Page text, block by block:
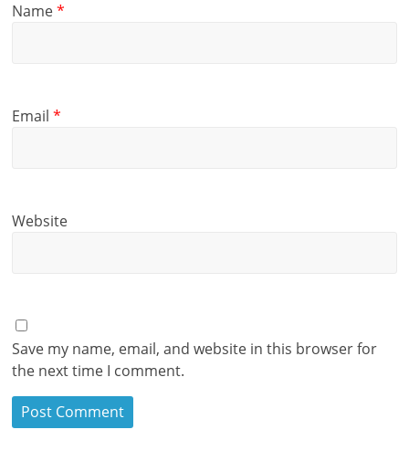
Name*
Email*
Website
Save my name, email, and website in this browser for
the next time I comment.